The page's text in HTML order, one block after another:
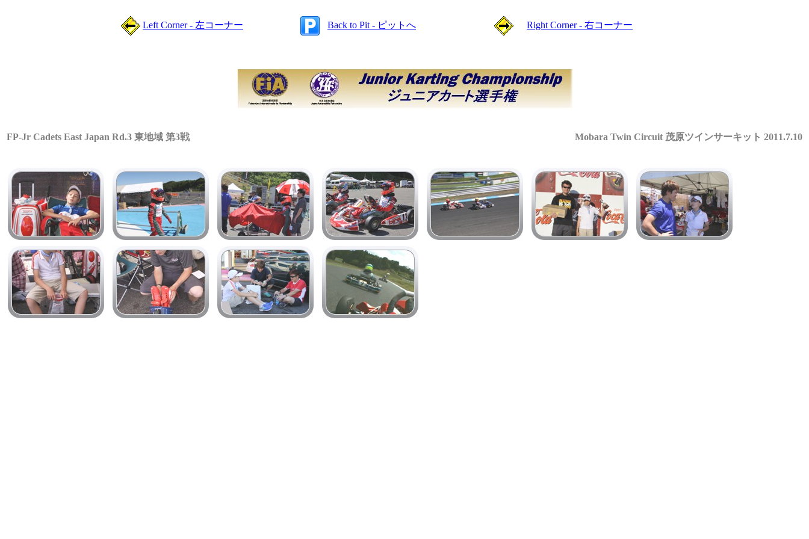
Left Corner - 左コーナー Back to Pit - ピットへ Right Corner - 右コーナー
FP-Jr Cadets East Japan Rd.3 東地域 第3戦 Mobara Twin Circuit 茂原ツインサーキット 2011.7.10